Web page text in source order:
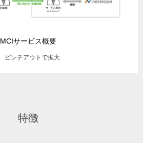
MCIサービス概要
ピンチアウトで拡大
特徴